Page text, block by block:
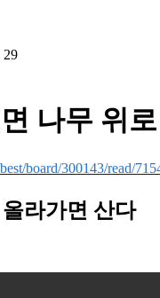
29
나무 위
board/300143/read/
라가면 산다